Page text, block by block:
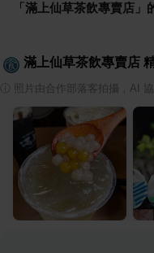
「滿上仙草茶飲專賣店
滿上仙草茶飲專賣店
照片由合作部落客拍攝，AI